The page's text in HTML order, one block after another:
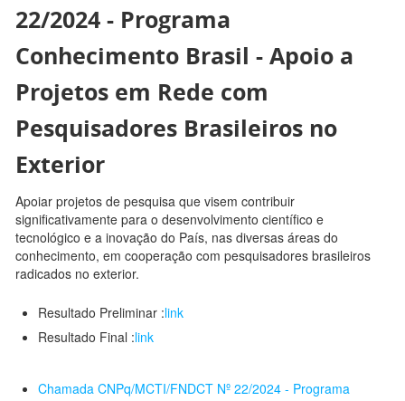
22/2024 - Programa
Conhecimento Brasil - Apoio a
Projetos em Rede com
Pesquisadores Brasileiros no
Exterior
Apoiar projetos de pesquisa que visem contribuir
significativamente para o desenvolvimento científico e
tecnológico e a inovação do País, nas diversas áreas do
conhecimento, em cooperação com pesquisadores brasileiros
radicados no exterior.
Resultado Preliminar :link
Resultado Final :link
Chamada CNPq/MCTI/FNDCT Nº 22/2024 - Programa